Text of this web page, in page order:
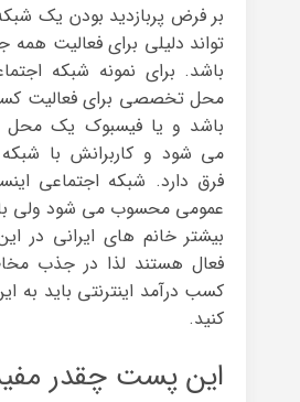
بر فرض پربازدید بودن یک
تواند دلیلی برای فعالیت
باشد. برای نمونه شبکه
محل تخصصی برای فعالیت
باشد و یا فیسبوک یک
می شود و کاربرانش با شبکه
فرق دارد. شبکه اجتماعی
عمومی محسوب می شود ولی
بیشتر خانم های ایرانی در
فعال هستند لذا در جذب
کسب درآمد اینترنتی باید به
کنید.
این پست چقدر